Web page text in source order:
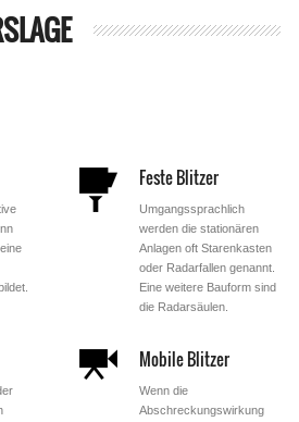
Feste Blitzer
Umgangssprachlich
werden die stationären
Anlagen oft Starenkasten
oder Radarfallen genannt.
Eine weitere Bauform sind
die Radarsäulen.
Mobile Blitzer
Wenn die
Abschreckungswirkung